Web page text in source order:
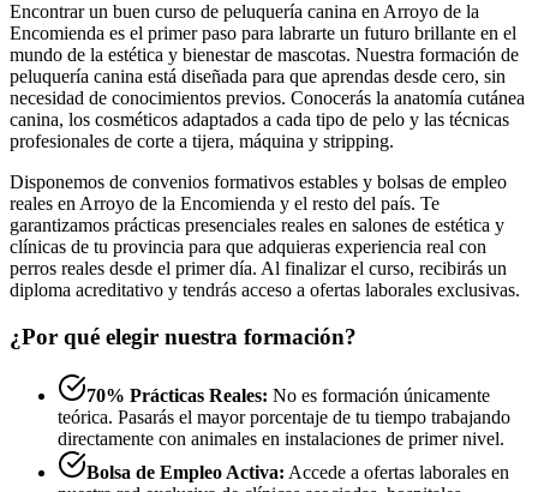
Encontrar un buen curso de peluquería canina en Arroyo de la
Encomienda es el primer paso para labrarte un futuro brillante en el
mundo de la estética y bienestar de mascotas. Nuestra formación de
peluquería canina está diseñada para que aprendas desde cero, sin
necesidad de conocimientos previos. Conocerás la anatomía cutánea
canina, los cosméticos adaptados a cada tipo de pelo y las técnicas
profesionales de corte a tijera, máquina y stripping.
Disponemos de convenios formativos estables y bolsas de empleo
reales en Arroyo de la Encomienda y el resto del país. Te
garantizamos prácticas presenciales reales en salones de estética y
clínicas de tu provincia para que adquieras experiencia real con
perros reales desde el primer día. Al finalizar el curso, recibirás un
diploma acreditativo y tendrás acceso a ofertas laborales exclusivas.
¿Por qué elegir nuestra formación?
70% Prácticas Reales: No es formación únicamente
teórica. Pasarás el mayor porcentaje de tu tiempo trabajando
directamente con animales en instalaciones de primer nivel.
Bolsa de Empleo Activa: Accede a ofertas laborales en